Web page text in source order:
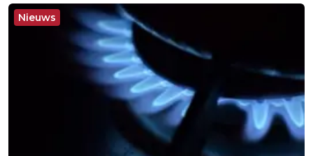
Nieuws